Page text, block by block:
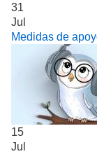
31
Jul
Medidas de
15
Jul